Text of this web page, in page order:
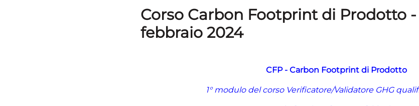
Corso Carbon Footprint di Prodotto -
febbraio 2024
CFP - Carbon Footprint di Prodotto
1° modulo del corso Verificatore/Validatore GHG